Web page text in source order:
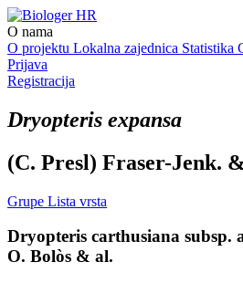
O nama
O projektu Lokalna zajednica Statistika
Prijava
Registracija
Dryopteris expansa
(C. Presl) Fraser-Jenk.
Grupe Lista vrsta
Dryopteris carthusiana subsp.
O. Bolòs & al.